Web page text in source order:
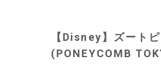
【Disney】ズート
(PONEYCOMB